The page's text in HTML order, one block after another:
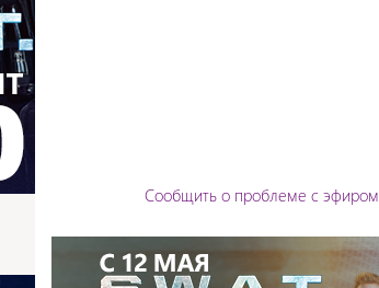
Сообщить о проблеме с эфиром